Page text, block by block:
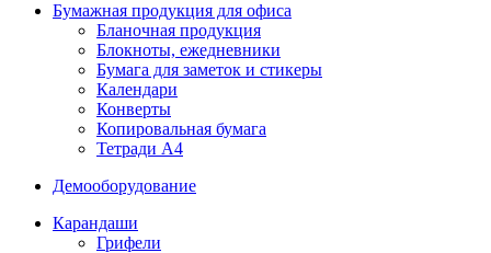
Бумажная продукция для офиса
Бланочная продукция
Блокноты, ежедневники
Бумага для заметок и стикеры
Календари
Конверты
Копировальная бумага
Тетради А4
Демооборудование
Карандаши
Грифели